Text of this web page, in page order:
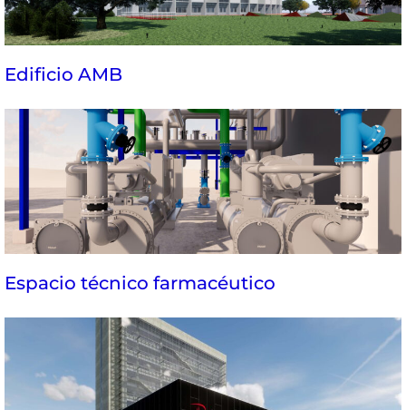
Edificio AMB
Espacio técnico farmacéutico